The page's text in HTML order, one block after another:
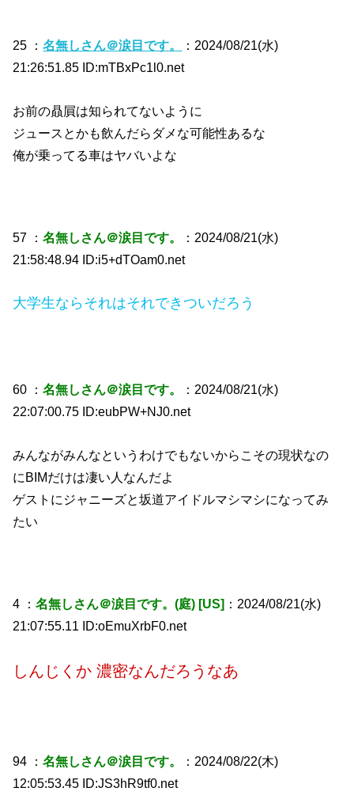
25 ：名無しさん＠涙目です。
：2024/08/21(水)
21:26:51.85 ID:mTBxPc1l0.net
お前の贔屓は知られてないように
ジュースとかも飲んだらダメな可能性あるな
俺が乗ってる車はヤバいよな
57 ：名無しさん＠涙目です。
：2024/08/21(水)
21:58:48.94 ID:i5+dTOam0.net
大学生ならそれはそれできついだろう
60 ：名無しさん＠涙目です。
：2024/08/21(水)
22:07:00.75 ID:eubPW+NJ0.net
みんながみんなというわけでもないからこその現状なの
にBIMだけは凄い人なんだよ
ゲストにジャニーズと坂道アイドルマシマシになってみ
たい
4 ：名無しさん＠涙目です。(庭) [US] ：2024/08/21(水)
21:07:55.11 ID:oEmuXrbF0.net
しんじくか 濃密なんだろうなあ
94 ：名無しさん＠涙目です。
：2024/08/22(木)
12:05:53.45 ID:JS3hR9tf0.net